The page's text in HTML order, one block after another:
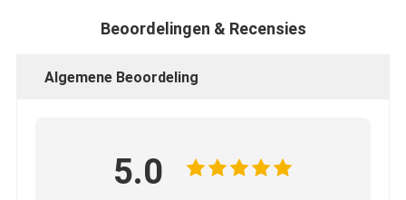
Beoordelingen & Recensies
Algemene Beoordeling
5.0